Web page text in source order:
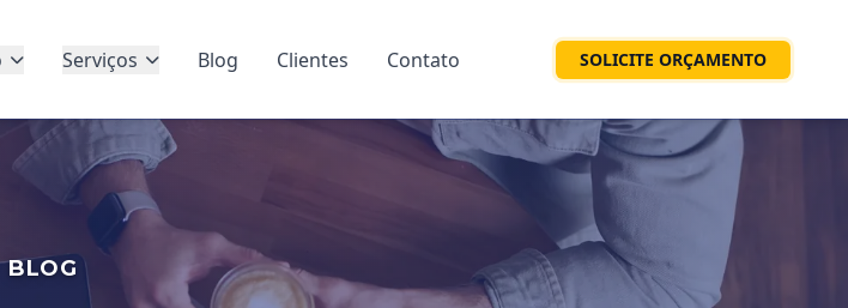
Serviços Blog Clientes Contato SOLICITE ORÇAMENTO
BLOG